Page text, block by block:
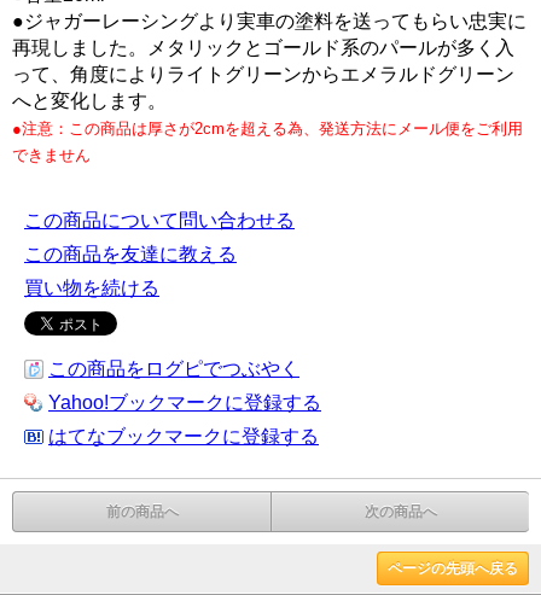
●ジャガーレーシングより実車の塗料を送ってもらい忠実に
再現しました。メタリックとゴールド系のパールが多く入
って、角度によりライトグリーンからエメラルドグリーン
へと変化します。
●注意：この商品は厚さが2cmを超える為、発送方法にメール便をご利用
できません
この商品について問い合わせる
この商品を友達に教える
買い物を続ける
この商品をログピでつぶやく
Yahoo!ブックマークに登録する
はてなブックマークに登録する
前の商品へ 次の商品へ
ページの先頭へ戻る